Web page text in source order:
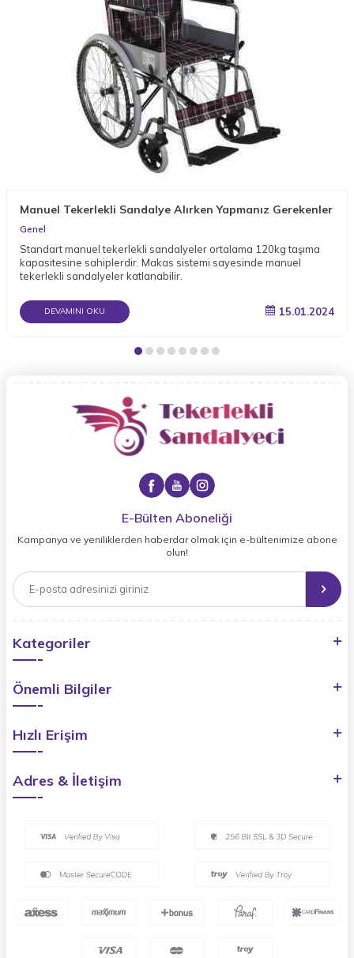
Manuel Tekerlekli Sandalye Alırken Yapmanız Gerekenler
Genel
Standart manuel tekerlekli sandalyeler ortalama 120kg taşıma
kapasitesine sahiplerdir. Makas sistemi sayesinde manuel
tekerlekli sandalyeler katlanabilir.
DEVAMINI OKU 15.01.2024
E-Bülten Aboneliği
Kampanya ve yeniliklerden haberdar olmak için e-bültenimize abone
olun!
Kategoriler
Önemli Bilgiler
Hızlı Erişim
Adres & İletişim